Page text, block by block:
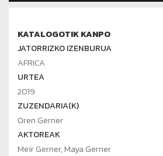
KATALOGOTIK KANPO
JATORRIZKO IZENBURUA
AFRICA
URTEA
2019
ZUZENDARIA(K)
Oren Gerner
AKTOREAK
Meir Gerner, Maya Gerner